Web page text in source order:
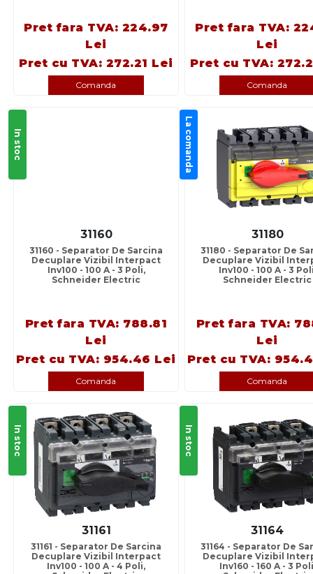
Pret fara TVA: 224.97
Lei
Pret cu TVA: 272.21 Lei
Comanda
Pret fara TVA:
Lei
Pret cu TVA:
Comanda
In stoc
31160
31160 - Separator De Sarcina
Decuplare Vizibil Interpact
Inv100 - 100 A - 3 Poli,
Schneider Electric
Pret fara TVA: 788.81
Lei
Pret cu TVA: 954.46 Lei
Comanda
La comanda
31180
31180 - Separator De
Decuplare Vizibil
Inv100 - 100 A - 3
Schneider Electric
Pret fara TVA:
Lei
Pret cu TVA:
Comanda
In stoc
31161
31161 - Separator De Sarcina
Decuplare Vizibil Interpact
Inv100 - 100 A - 4 Poli,
In stoc
31164
31164 - Separator De
Decuplare Vizibil
Inv160 - 160 A - 3